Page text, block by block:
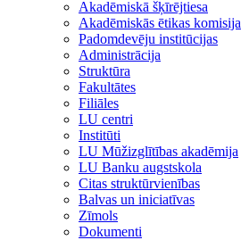
Akadēmiskā šķīrējtiesa
Akadēmiskās ētikas komisija
Padomdevēju institūcijas
Administrācija
Struktūra
Fakultātes
Filiāles
LU centri
Institūti
LU Mūžizglītības akadēmija
LU Banku augstskola
Citas struktūrvienības
Balvas un iniciatīvas
Zīmols
Dokumenti